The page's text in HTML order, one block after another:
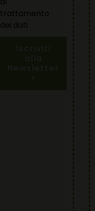
trattamento
dei dati
Iscriviti
alla
Newsletter